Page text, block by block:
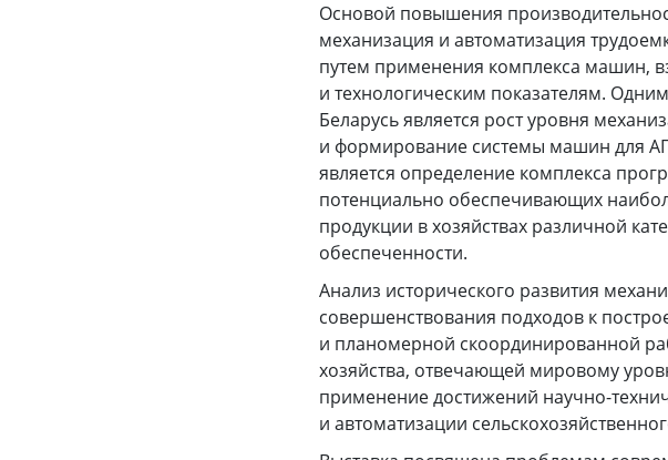
Основой повышения
механизация и автоматизация
путем применения комплекса машин,
и технологическим показателям.
Беларусь является рост уровня
и формирование системы машин для
является определение комплекса
потенциально обеспечивающих
продукции в хозяйствах различной
обеспеченности.
Анализ исторического развития
совершенствования подходов к
и планомерной скоординированной
хозяйства, отвечающей мировому
применение достижений научно-
и автоматизации